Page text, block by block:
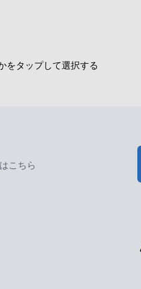
をタップして選択する
こちら